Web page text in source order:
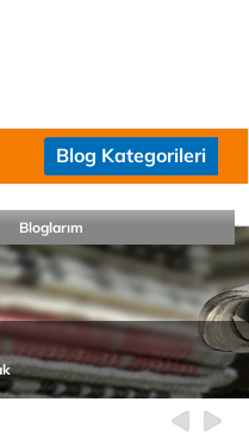
Blog Kategorileri
Bloglarım